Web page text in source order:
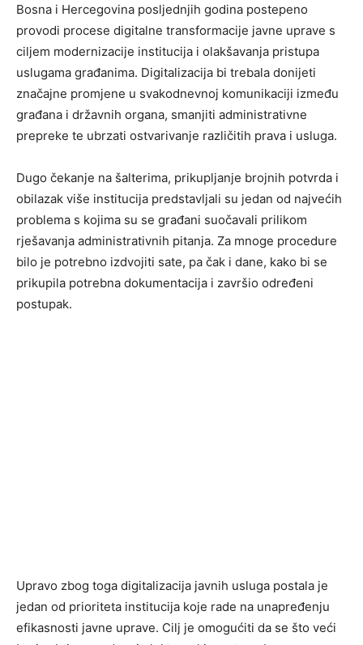
Bosna i Hercegovina posljednjih godina postepeno
provodi procese digitalne transformacije javne uprave s
ciljem modernizacije institucija i olakšavanja pristupa
uslugama građanima. Digitalizacija bi trebala donijeti
značajne promjene u svakodnevnoj komunikaciji između
građana i državnih organa, smanjiti administrativne
prepreke te ubrzati ostvarivanje različitih prava i usluga.
Dugo čekanje na šalterima, prikupljanje brojnih potvrda i
obilazak više institucija predstavljali su jedan od najvećih
problema s kojima su se građani suočavali prilikom
rješavanja administrativnih pitanja. Za mnoge procedure
bilo je potrebno izdvojiti sate, pa čak i dane, kako bi se
prikupila potrebna dokumentacija i završio određeni
postupak.
Upravo zbog toga digitalizacija javnih usluga postala je
jedan od prioriteta institucija koje rade na unapređenju
efikasnosti javne uprave. Cilj je omogućiti da se što veći